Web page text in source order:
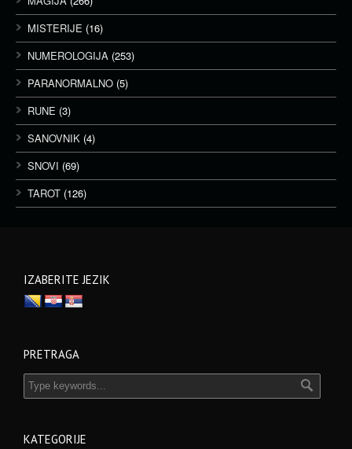
MISTERIJE (16)
NUMEROLOGIJA (253)
PARANORMALNO (5)
RUNE (3)
SANOVNIK (4)
SNOVI (69)
TAROT (126)
IZABERITE JEZIK
PRETRAGA
KATEGORIJE